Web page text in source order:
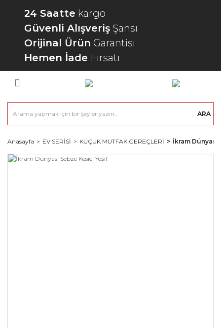
24 Saatte kargo
Güvenli Alışveriş Şansı
Orijinal Ürün Garantisi
Hemen İade Fırsatı
ARA
Anasayfa EV SERİSİ KÜÇÜK MUTFAK GEREÇLERİ İkram Dünyası